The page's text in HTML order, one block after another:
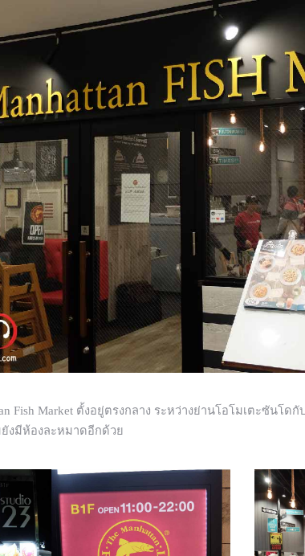
Fish Market ตั้งอยู่ตรงกลาง ระหว่างย่านโอโมเตะซันโ
งมีห้องละหมาดอีกด้วย